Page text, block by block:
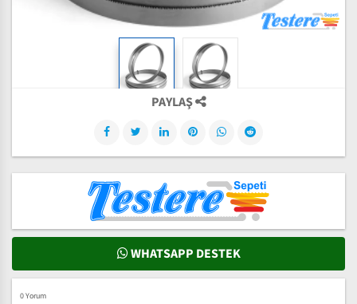
PAYLAŞ
WHATSAPP DESTEK
0 Yorum